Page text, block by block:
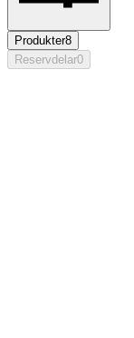
Produkter8
Reservdelar0